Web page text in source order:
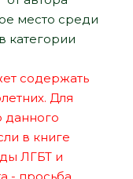
место среди
категории
содержать
Для
данного
в книге
ЛГБТ и